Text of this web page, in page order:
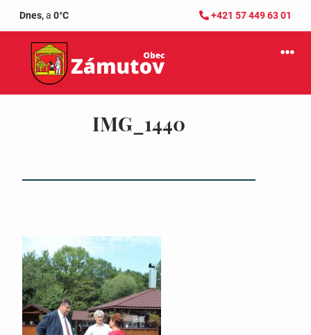
Dnes,a 0°C +421 57 449 63 01
IMG_1440